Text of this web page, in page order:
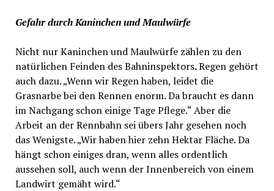
Gefahr durch Kaninchen und Maulwürfe
Nicht nur Kaninchen und Maulwürfe zählen zu den
natürlichen Feinden des Bahninspektors. Regen gehört
auch dazu. „Wenn wir Regen haben, leidet die
Grasnarbe bei den Rennen enorm. Da braucht es dann
im Nachgang schon einige Tage Pflege.“ Aber die
Arbeit an der Rennbahn sei übers Jahr gesehen noch
das Wenigste. „Wir haben hier zehn Hektar Fläche. Da
hängt schon einiges dran, wenn alles ordentlich
aussehen soll, auch wenn der Innenbereich von einem
Landwirt gemäht wird.“